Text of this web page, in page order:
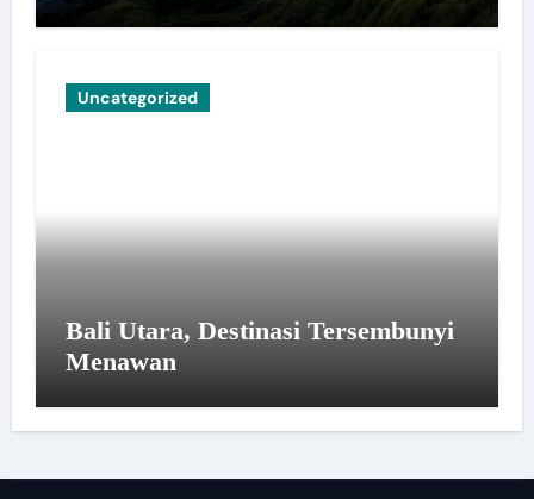
Uncategorized
Bali Utara, Destinasi Tersembunyi
Menawan